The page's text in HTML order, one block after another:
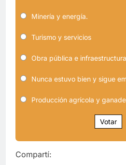
Minería y energía.
Turismo y servicios
Obra pública e infraestructura
Nunca estuvo bien y sigue
Producción agrícola y
Votar
Compartí: